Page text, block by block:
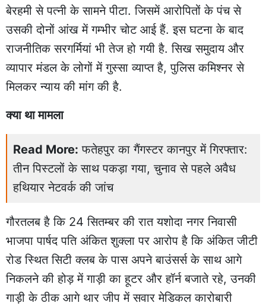
बेरहमी से पत्नी के सामने पीटा. जिसमें आरोपितों के पंच से
उसकी दोनों आंख में गम्भीर चोट आई हैं. इस घटना के बाद
राजनीतिक सरगर्मियां भी तेज हो गयी है. सिख समुदाय और
व्यापार मंडल के लोगों में गुस्सा व्याप्त है, पुलिस कमिश्नर से
मिलकर न्याय की मांग की है.
क्या था मामला
Read More: फतेहपुर का गैंगस्टर कानपुर में गिरफ्तार:
तीन पिस्टलों के साथ पकड़ा गया, चुनाव से पहले अवैध
हथियार नेटवर्क की जांच
गौरतलब है कि 24 सितम्बर की रात यशोदा नगर निवासी
भाजपा पार्षद पति अंकित शुक्ला पर आरोप है कि अंकित जीटी
रोड स्थित सिटी क्लब के पास अपने बाउंसर्स के साथ आगे
निकलने की होड़ में गाड़ी का हूटर और हॉर्न बजाते रहे, उनकी
गाड़ी के ठीक आगे थार जीप में सवार मेडिकल कारोबारी